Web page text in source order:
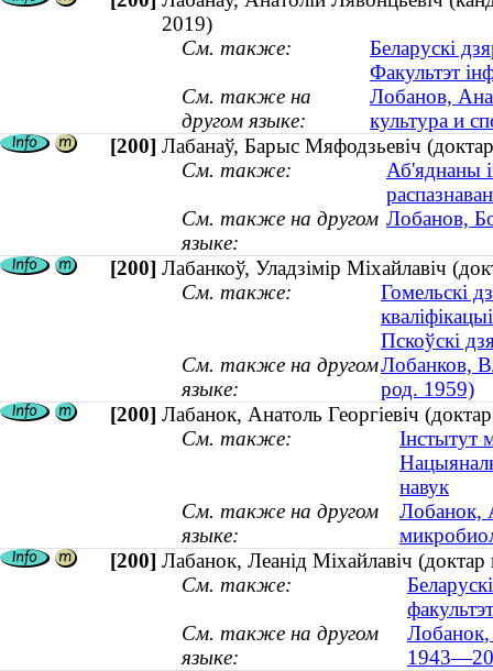
2019)
См. также:
Беларускі
Факультэт
См. также на
другом языке:
Лобанов,
культура и
[200] Лабанаў, Барыс Мяфодзьевіч
См. также:
Аб'яднаны
См. также на другом
языке:
Лобанов,
[200] Лабанкоў, Уладзімір Міхайлавіч
См. также:
Гомельскі
Пскоўскі
См. также на другом
языке:
Лобанков,
род. 1959)
[200] Лабанок, Анатоль Георгіевіч
См. также:
Інстытут
навук
См. также на другом
языке:
Лобанок,
[200] Лабанок, Леанід Міхайлавіч
См. также:
факультэт
См. также на другом
языке: